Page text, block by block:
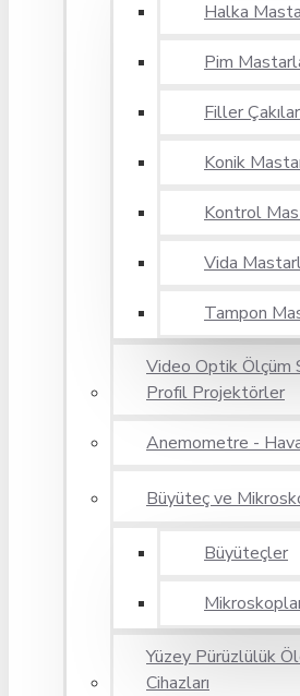
Halka
Pim
Filler
Konik
Kontrol
Vida
Tampon
Video Optik Ölçüm
Profil Projektörler
Anemometre -
Büyüteç ve
Büyüteçler
Yüzey Pürüzlülük
Cihazları